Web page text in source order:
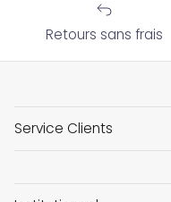
Retours sans frais
Service Clients